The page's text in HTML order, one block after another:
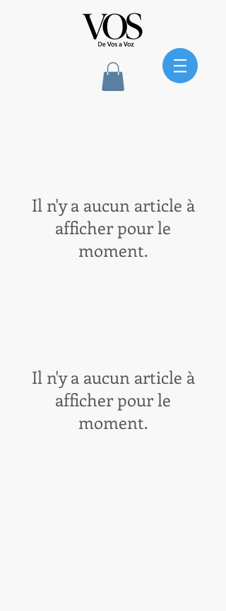
Il n'y a aucun article à
afficher pour le
moment.
Il n'y a aucun article à
afficher pour le
moment.